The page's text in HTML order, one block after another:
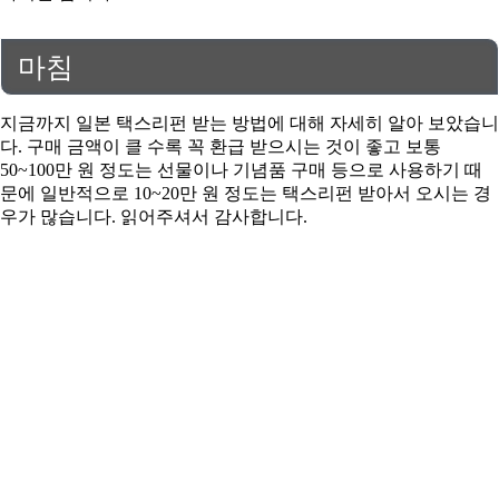
마침
지금까지 일본 택스리펀 받는 방법에 대해 자세히 알아 보았습니
다. 구매 금액이 클 수록 꼭 환급 받으시는 것이 좋고 보통
50~100만 원 정도는 선물이나 기념품 구매 등으로 사용하기 때
문에 일반적으로 10~20만 원 정도는 택스리펀 받아서 오시는 경
우가 많습니다. 읽어주셔서 감사합니다.